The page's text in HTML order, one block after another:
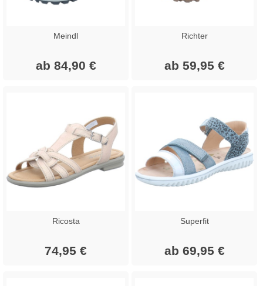
Meindl
ab 84,90 €
Richter
ab 59,95 €
Ricosta
74,95 €
Superfit
ab 69,95 €